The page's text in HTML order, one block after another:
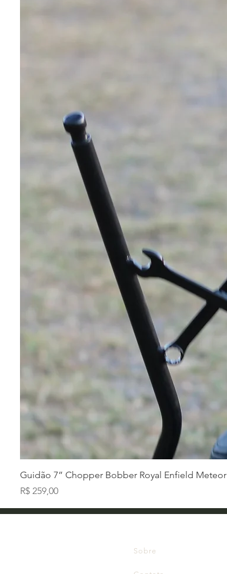
Guidão 7” Chopper Bobber Royal Enfield Meteor
Preço
R$ 259,00
Sobre